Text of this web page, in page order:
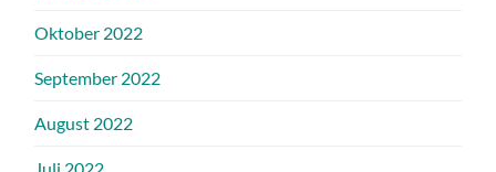
Oktober 2022
September 2022
August 2022